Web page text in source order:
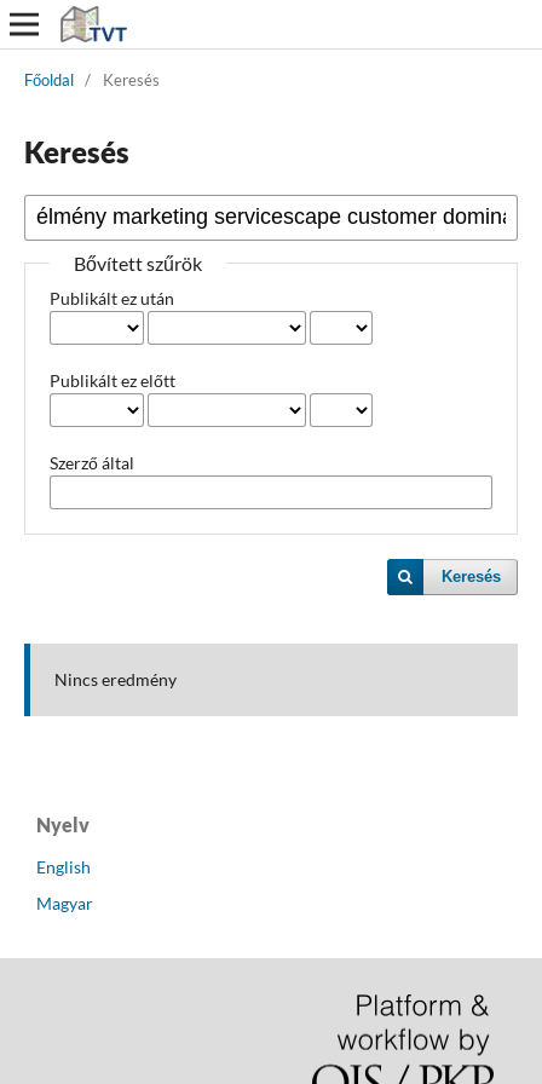
Főoldal / Keresés
Keresés
Bővített szűrök
Publikált ez után
Publikált ez előtt
Szerző által
Keresés
Nincs eredmény
Nyelv
English
Magyar